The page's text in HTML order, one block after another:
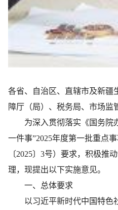
各省、自治区、直辖市及新疆
障厅（局）、税务局、市场监
为深入贯彻落实《国务院
一件事”2025年度第一批重点
〔2025〕3号）要求，积极推
理，现提出以下实施意见。
一、总体要求
以习近平新时代中国特色